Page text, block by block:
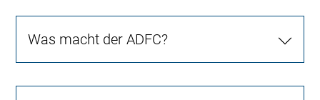
Was macht der ADFC?